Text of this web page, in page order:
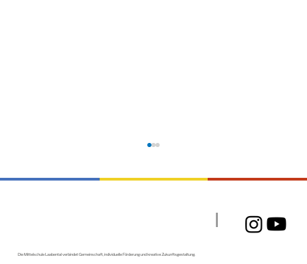
Ein Tag voller Emotionen
Die Mittelschule Laabental verbindet Gemeinschaft, individuelle Förderung und kreative Zukunftsgestaltung.